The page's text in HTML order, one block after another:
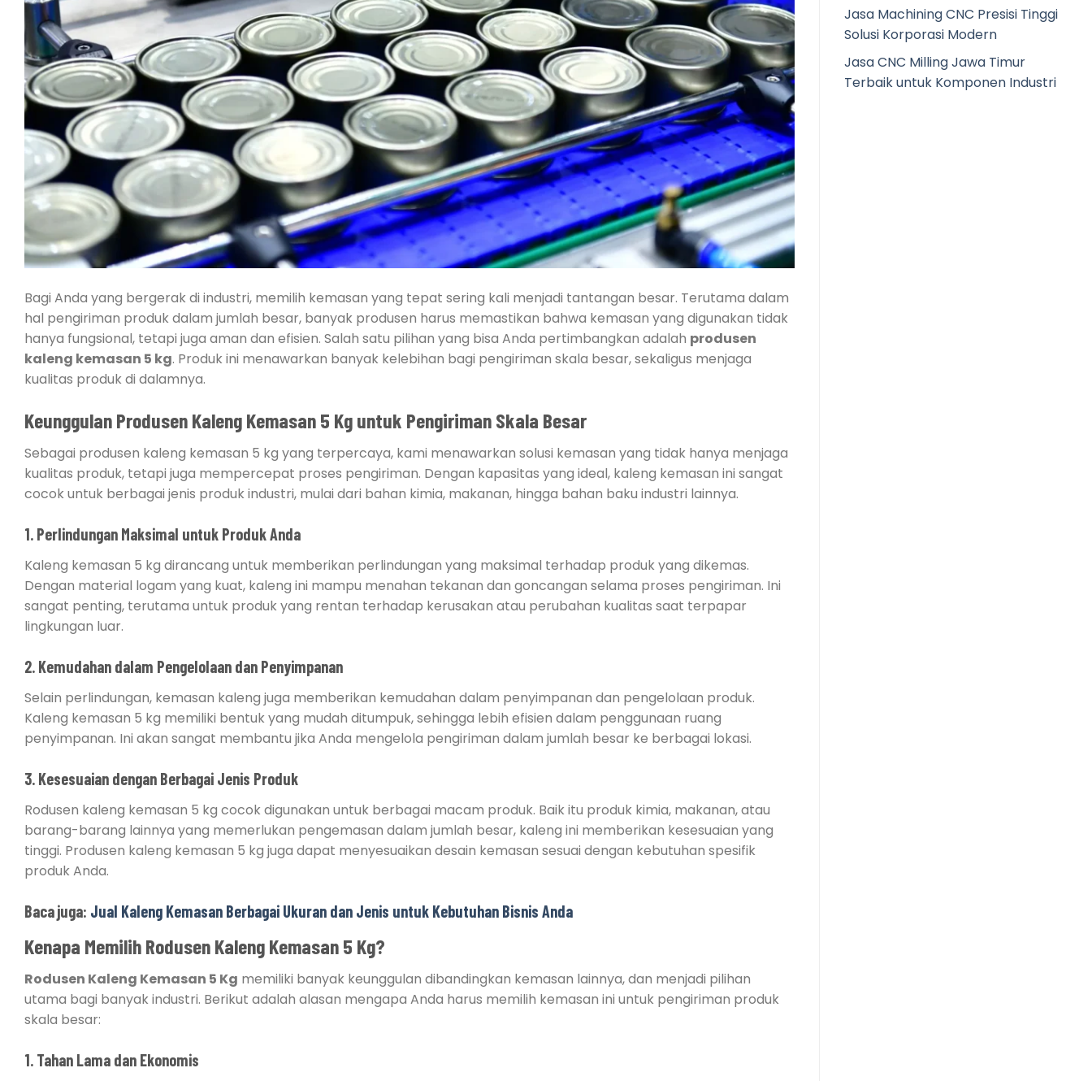
Bagi Anda yang bergerak di industri, memilih kemasan yang tepat sering kali menjadi tantangan besar. Terutama dalam
hal pengiriman produk dalam jumlah besar, banyak produsen harus memastikan bahwa kemasan yang digunakan tidak
hanya fungsional, tetapi juga aman dan efisien. Salah satu pilihan yang bisa Anda pertimbangkan adalah produsen
kaleng kemasan 5 kg. Produk ini menawarkan banyak kelebihan bagi pengiriman skala besar, sekaligus menjaga
kualitas produk di dalamnya.
Keunggulan Produsen Kaleng Kemasan 5 Kg untuk Pengiriman Skala Besar
Sebagai produsen kaleng kemasan 5 kg yang terpercaya, kami menawarkan solusi kemasan yang tidak hanya menjaga
kualitas produk, tetapi juga mempercepat proses pengiriman. Dengan kapasitas yang ideal, kaleng kemasan ini sangat
cocok untuk berbagai jenis produk industri, mulai dari bahan kimia, makanan, hingga bahan baku industri lainnya.
1. Perlindungan Maksimal untuk Produk Anda
Kaleng kemasan 5 kg dirancang untuk memberikan perlindungan yang maksimal terhadap produk yang dikemas.
Dengan material logam yang kuat, kaleng ini mampu menahan tekanan dan goncangan selama proses pengiriman. Ini
sangat penting, terutama untuk produk yang rentan terhadap kerusakan atau perubahan kualitas saat terpapar
lingkungan luar.
2. Kemudahan dalam Pengelolaan dan Penyimpanan
Selain perlindungan, kemasan kaleng juga memberikan kemudahan dalam penyimpanan dan pengelolaan produk.
Kaleng kemasan 5 kg memiliki bentuk yang mudah ditumpuk, sehingga lebih efisien dalam penggunaan ruang
penyimpanan. Ini akan sangat membantu jika Anda mengelola pengiriman dalam jumlah besar ke berbagai lokasi.
3. Kesesuaian dengan Berbagai Jenis Produk
Rodusen kaleng kemasan 5 kg cocok digunakan untuk berbagai macam produk. Baik itu produk kimia, makanan, atau
barang-barang lainnya yang memerlukan pengemasan dalam jumlah besar, kaleng ini memberikan kesesuaian yang
tinggi. Produsen kaleng kemasan 5 kg juga dapat menyesuaikan desain kemasan sesuai dengan kebutuhan spesifik
produk Anda.
Baca juga: Jual Kaleng Kemasan Berbagai Ukuran dan Jenis untuk Kebutuhan Bisnis Anda
Kenapa Memilih Rodusen Kaleng Kemasan 5 Kg?
Rodusen Kaleng Kemasan 5 Kg memiliki banyak keunggulan dibandingkan kemasan lainnya, dan menjadi pilihan
utama bagi banyak industri. Berikut adalah alasan mengapa Anda harus memilih kemasan ini untuk pengiriman produk
skala besar:
1. Tahan Lama dan Ekonomis
Jasa Machining CNC Presisi Tinggi
Solusi Korporasi Modern
Jasa CNC Milling Jawa Timur
Terbaik untuk Komponen Industri